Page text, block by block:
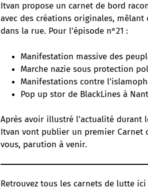
Itvan propose un carnet de bord
avec des créations originales,
dans la rue. Pour l’épisode n°21 :
Manifestation massive des
Marche nazie sous protection
Manifestations contre
Pop up stor de BlackLines à
Après avoir illustré l’actualité durant
Itvan vont publier un premier Carnet
vous, parution à venir.
Retrouvez tous les carnets de lutte ici